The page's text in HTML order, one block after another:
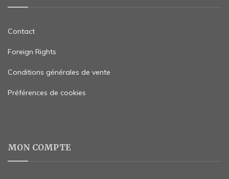
Contact
Foreign Rights
Conditions générales de vente
Préférences de cookies
MON COMPTE